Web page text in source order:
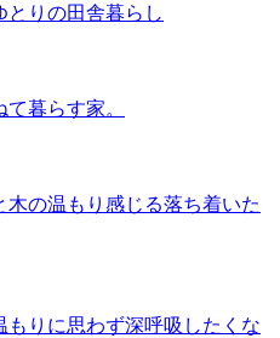
とりの田舎暮らし
暮らす家。
の温もり感じる落ち着いた
もりに思わず深呼吸したくな